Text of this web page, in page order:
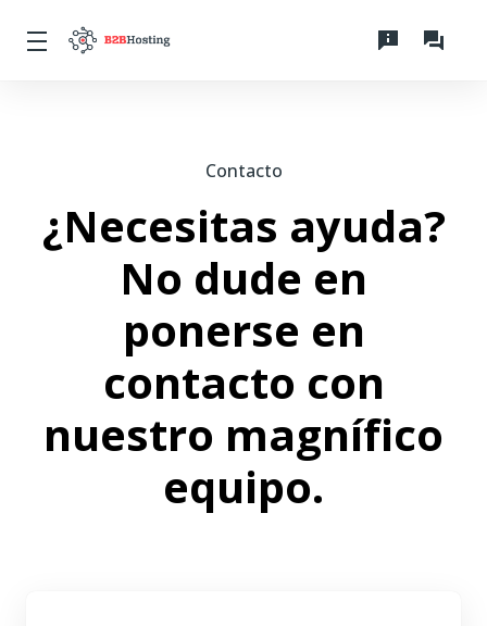
Contacto
¿Necesitas ayuda?
No dude en
ponerse en
contacto con
nuestro magnífico
equipo.